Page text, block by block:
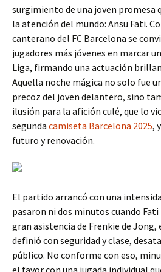
surgimiento de una joven promesa
la atención del mundo: Ansu Fati.
canterano del FC Barcelona se
jugadores más jóvenes en marcar
Liga, firmando una actuación
Aquella noche mágica no solo fue
precoz del joven delantero, sino
ilusión para la afición culé, que lo
segunda camiseta Barcelona 2025,
futuro y renovación.
El partido arrancó con una
pasaron ni dos minutos cuando
gran asistencia de Frenkie de
definió con seguridad y clase,
público. No conforme con eso,
el favor con una jugada individual